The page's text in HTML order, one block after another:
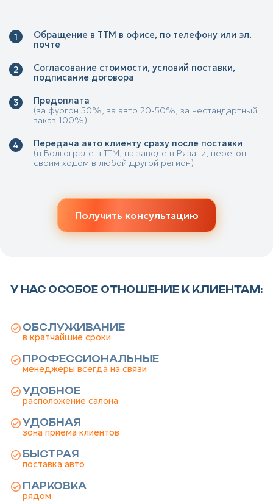
Обращение в ТТМ в офисе, по телефону или эл.
почте
Согласование стоимости, условий поставки,
подписание договора
Предоплата
(за фургон 50%, за авто 20-50%, за нестандартный
заказ 100%)
Передача авто клиенту сразу после поставки
(в Волгограде в ТТМ, на заводе в Рязани, перегон
своим ходом в любой другой регион)
Получить консультацию
У НАС ОСОБОЕ ОТНОШЕНИЕ К КЛИЕНТАМ:
ОБСЛУЖИВАНИЕ
в кратчайшие сроки
ПРОФЕССИОНАЛЬНЫЕ
менеджеры всегда на связи
УДОБНОЕ
расположение салона
УДОБНАЯ
зона приема клиентов
БЫСТРАЯ
поставка авто
ПАРКОВКА
рядом